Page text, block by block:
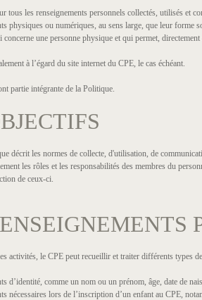
tous les renseignements personnels collectés, utilisés et
physiques ou numériques, au sens large, que leur
concerne une personne physique et qui permet,
à l’égard du site internet du CPE, le cas échéant.
partie intégrante de la Politique.
décrit les normes de collecte, d'utilisation, de
les rôles et les responsabilités des membres du
de ceux-ci.
activités, le CPE peut recueillir et traiter différents types
d’identité, comme un nom ou un prénom, âge, date de
nécessaires lors de l’inscription d’un enfant au CPE,